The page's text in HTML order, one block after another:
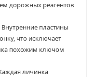
дорожных реагентов
Внутренние пластины
что исключает
похожим ключом
личинка